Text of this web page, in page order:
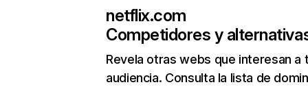
netflix.com
Competidores y
Revela otras webs que interesan a
audiencia. Consulta la lista de